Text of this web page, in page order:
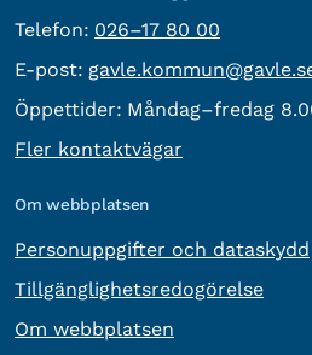
Telefon: Telefon:
026–17 80 00
E-post: E-post:
Öppettider: Måndag–fredag
Fler kontaktvägar
Om webbplatsen
Personuppgifter och dataskydd
Tillgänglighetsredogörelse
Om webbplatsen